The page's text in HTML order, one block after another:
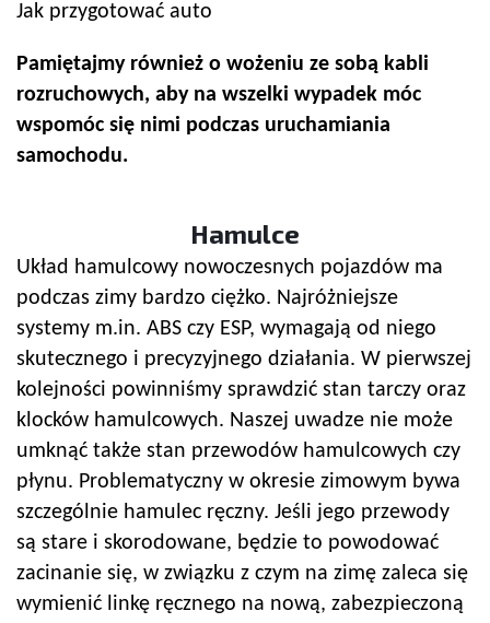
Jak przygotować auto
Pamiętajmy również o wożeniu ze sobą kabli
rozruchowych, aby na wszelki wypadek móc
wspomóc się nimi podczas uruchamiania
samochodu.
Hamulce
Układ hamulcowy nowoczesnych pojazdów ma
podczas zimy bardzo ciężko. Najróżniejsze
systemy m.in. ABS czy ESP, wymagają od niego
skutecznego i precyzyjnego działania. W pierwszej
kolejności powinniśmy sprawdzić stan tarczy oraz
klocków hamulcowych. Naszej uwadze nie może
umknąć także stan przewodów hamulcowych czy
płynu. Problematyczny w okresie zimowym bywa
szczególnie hamulec ręczny. Jeśli jego przewody
są stare i skorodowane, będzie to powodować
zacinanie się, w związku z czym na zimę zaleca się
wymienić linkę ręcznego na nową, zabezpieczoną